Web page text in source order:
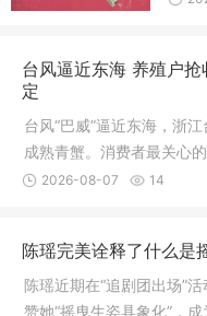
台风逼近东海 养殖户
定
台风“巴威”逼近东海，浙
成熟青蟹。消费者最关心
市场供需和抢收节奏来看
2026-08-07 14
陈瑶完美诠释了什么是
陈瑶近期在“追剧团出场”
赞她“摇曳生姿具象化”，